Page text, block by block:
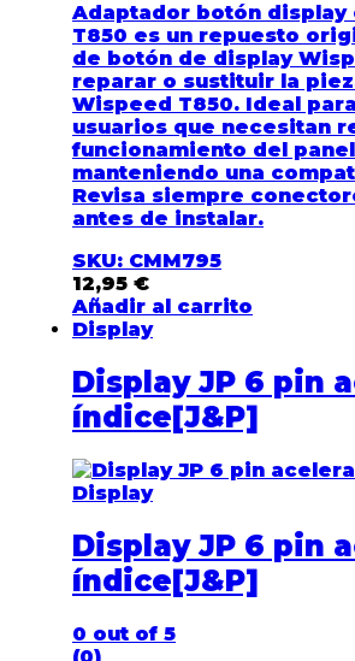
Adaptador botón
T850 es un repuesto
de botón de display
reparar o sustituir la
Wispeed T850. Ideal
usuarios que necesitan
funcionamiento del
manteniendo una
Revisa siempre
antes de instalar.
SKU: CMM795
12,95 €
Añadir al carrito
Display
Display JP 6 pin
índice[J&P]
Display
Display JP 6 pin
índice[J&P]
0 out of 5